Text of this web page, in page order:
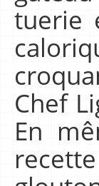
tuerie
Chef
En